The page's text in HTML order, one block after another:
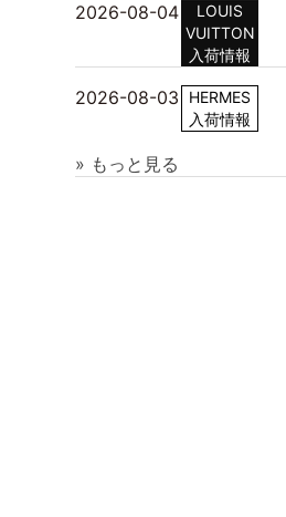
2026-08-04
LOUIS
VUITTON
入荷情報
2026-08-03
HERMES
入荷情報
» もっと見る